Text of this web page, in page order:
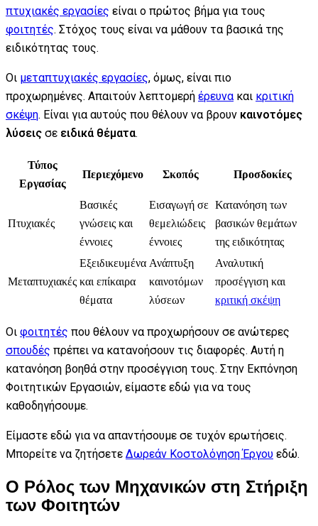
πτυχιακές εργασίες είναι ο πρώτος βήμα για τους
φοιτητές. Στόχος τους είναι να μάθουν τα βασικά της
ειδικότητας τους.
Οι μεταπτυχιακές εργασίες, όμως, είναι πιο
προχωρημένες. Απαιτούν λεπτομερή έρευνακαι κριτική
σκέψη. Είναι για αυτούς που θέλουν να βρουν καινοτόμες
λύσεις σε ειδικά θέματα.
Τύπος
Εργασίας
Περιεχόμενο Σκοπός Προσδοκίες
Πτυχιακές
Βασικές
γνώσεις και
έννοιες
Εισαγωγή σε
θεμελιώδεις
έννοιες
Κατανόηση των
βασικών θεμάτων
της ειδικότητας
Μεταπτυχιακές
Εξειδικευμένα
και επίκαιρα
θέματα
Ανάπτυξη
καινοτόμων
λύσεων
Αναλυτική
προσέγγιση και
κριτική σκέψη
Οι φοιτητές που θέλουν να προχωρήσουν σε ανώτερες
σπουδές πρέπει να κατανοήσουν τις διαφορές. Αυτή η
κατανόηση βοηθά στην προσέγγιση τους. Στην Εκπόνηση
Φοιτητικών Εργασιών, είμαστε εδώ για να τους
καθοδηγήσουμε.
Είμαστε εδώ για να απαντήσουμε σε τυχόν ερωτήσεις.
Μπορείτε να ζητήσετε Δωρεάν Κοστολόγηση Έργου εδώ.
Ο Ρόλος των Μηχανικών στη Στήριξη
των Φοιτητών